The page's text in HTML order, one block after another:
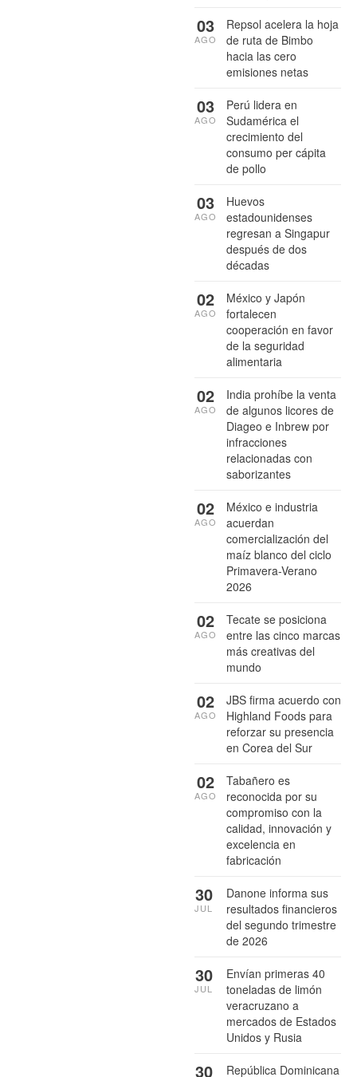
Repsol acelera la hoja
de ruta de Bimbo
hacia las cero
emisiones netas
03
AGO
Perú lidera en
Sudamérica el
crecimiento del
consumo per cápita
de pollo
03
AGO
Huevos
estadounidenses
regresan a Singapur
después de dos
décadas
03
AGO
México y Japón
fortalecen
cooperación en favor
de la seguridad
alimentaria
02
AGO
India prohíbe la venta
de algunos licores de
Diageo e Inbrew por
infracciones
relacionadas con
saborizantes
02
AGO
México e industria
acuerdan
comercialización del
maíz blanco del ciclo
Primavera-Verano
2026
02
AGO
Tecate se posiciona
entre las cinco marcas
más creativas del
mundo
02
AGO
JBS firma acuerdo con
Highland Foods para
reforzar su presencia
en Corea del Sur
02
AGO
Tabañero es
reconocida por su
compromiso con la
calidad, innovación y
excelencia en
fabricación
02
AGO
Danone informa sus
resultados financieros
del segundo trimestre
de 2026
30
JUL
Envían primeras 40
toneladas de limón
veracruzano a
mercados de Estados
Unidos y Rusia
30
JUL
República Dominicana
30